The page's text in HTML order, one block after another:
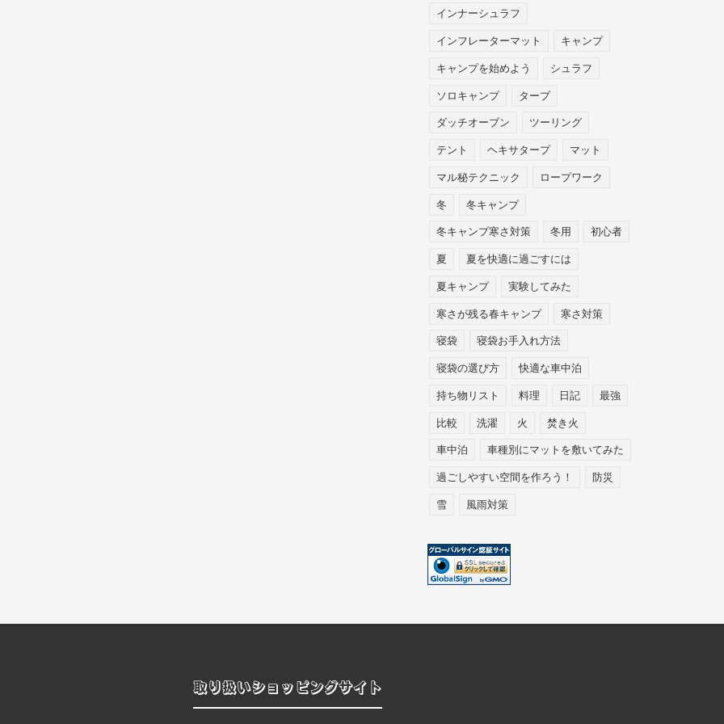
インナーシュラフ
インフレーターマット キャンプ
キャンプを始めよう シュラフ
ソロキャンプ タープ
ダッチオーブン ツーリング
テント ヘキサタープ マット
マル秘テクニック ロープワーク
冬 冬キャンプ
冬キャンプ寒さ対策 冬用 初心者
夏 夏を快適に過ごすには
夏キャンプ 実験してみた
寒さが残る春キャンプ 寒さ対策
寝袋 寝袋お手入れ方法
寝袋の選び方 快適な車中泊
持ち物リスト 料理 日記 最強
比較 洗濯 火 焚き火
車中泊 車種別にマットを敷いてみた
過ごしやすい空間を作ろう！ 防災
雪 風雨対策
取り扱いショッピングサイト